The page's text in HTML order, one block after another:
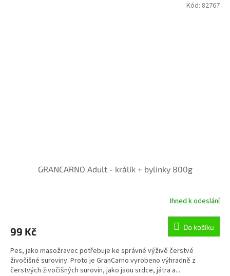
GRANCARNO Adult - králík + bylinky 800g
Ihned k odeslání
99 Kč Do košíku
Pes, jako masožravec potřebuje ke správné výživě čerstvé
živočišné suroviny. Proto je GranCarno vyrobeno výhradně z
čerstvých živočišných surovin, jako jsou srdce, játra a...
Kód: 82767